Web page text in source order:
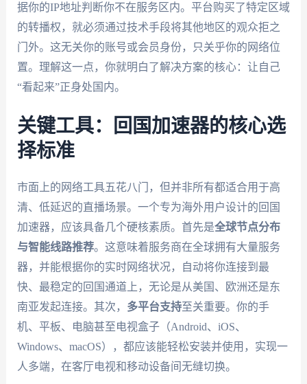
据你的IP地址判断你不在服务区内。平台购买了特定区域
的转播权，就必须通过技术手段将其他地区的观众拒之
门外。这无关你的账号或会员身份，只关乎你的网络位
置。理解这一点，你就明白了解决方案的核心：让自己
“看起来”正身处国内。
关键工具：回国加速器的核心选
择标准
市面上的网络工具五花八门，但并非所有都适合用于高
清、低延迟的直播场景。一个专为海外用户设计的回国
加速器，应该具备几个硬核素质。首先是全球节点分布
与智能线路推荐。这意味着服务商在全球拥有大量服务
器，并能根据你的实时网络状况，自动将你连接到最
快、最稳定的回国通道上，无论是从美国、欧洲还是东
南亚发起连接。其次， 多平台支持至关重要。你的手
机、平板、电脑甚至电视盒子（Android、iOS、
Windows、macOS），都应该能轻松安装并使用，实现一
人多端，在客厅电视和移动设备间无缝切换。